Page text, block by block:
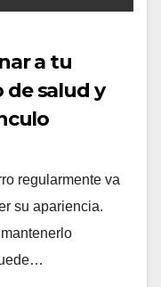
a tu
salud y
regularmente va
su apariencia.